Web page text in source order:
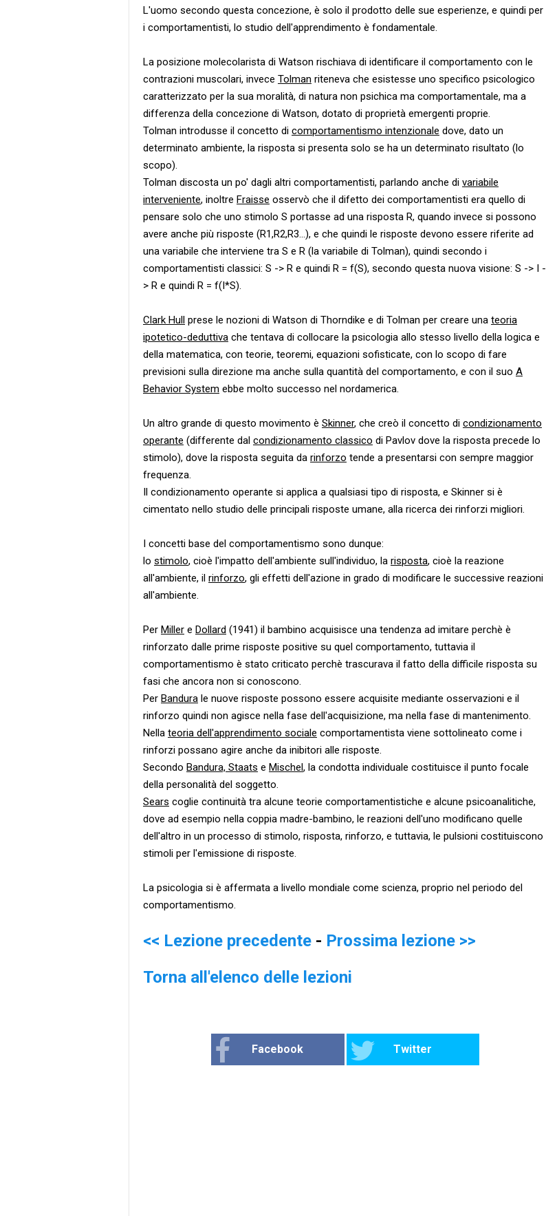
L'uomo secondo questa concezione, è solo il prodotto delle sue esperienze, e quindi per
i comportamentisti, lo studio dell'apprendimento è fondamentale.
La posizione molecolarista di Watson rischiava di identificare il comportamento con le
contrazioni muscolari, invece Tolman riteneva che esistesse uno specifico psicologico
caratterizzato per la sua moralità, di natura non psichica ma comportamentale, ma a
differenza della concezione di Watson, dotato di proprietà emergenti proprie.
Tolman introdusse il concetto di comportamentismo intenzionale dove, dato un
determinato ambiente, la risposta si presenta solo se ha un determinato risultato (lo
scopo).
Tolman discosta un po' dagli altri comportamentisti, parlando anche di variabile
interveniente, inoltre Fraisse osservò che il difetto dei comportamentisti era quello di
pensare solo che uno stimolo S portasse ad una risposta R, quando invece si possono
avere anche più risposte (R1,R2,R3...), e che quindi le risposte devono essere riferite ad
una variabile che interviene tra S e R (la variabile di Tolman), quindi secondo i
comportamentisti classici: S -> R e quindi R = f(S), secondo questa nuova visione: S -> I -
> R e quindi R = f(I*S).
Clark Hull prese le nozioni di Watson di Thorndike e di Tolman per creare una teoria
ipotetico-deduttiva che tentava di collocare la psicologia allo stesso livello della logica e
della matematica, con teorie, teoremi, equazioni sofisticate, con lo scopo di fare
previsioni sulla direzione ma anche sulla quantità del comportamento, e con il suo A
Behavior System ebbe molto successo nel nordamerica.
Un altro grande di questo movimento è Skinner, che creò il concetto di condizionamento
operante (differente dal condizionamento classico di Pavlov dove la risposta precede lo
stimolo), dove la risposta seguita da rinforzo tende a presentarsi con sempre maggior
frequenza.
Il condizionamento operante si applica a qualsiasi tipo di risposta, e Skinner si è
cimentato nello studio delle principali risposte umane, alla ricerca dei rinforzi migliori.
I concetti base del comportamentismo sono dunque:
lo stimolo, cioè l'impatto dell'ambiente sull'individuo, la risposta, cioè la reazione
all'ambiente, il rinforzo, gli effetti dell'azione in grado di modificare le successive reazioni
all'ambiente.
Per Miller e Dollard (1941) il bambino acquisisce una tendenza ad imitare perchè è
rinforzato dalle prime risposte positive su quel comportamento, tuttavia il
comportamentismo è stato criticato perchè trascurava il fatto della difficile risposta su
fasi che ancora non si conoscono.
Per Bandura le nuove risposte possono essere acquisite mediante osservazioni e il
rinforzo quindi non agisce nella fase dell'acquisizione, ma nella fase di mantenimento.
Nella teoria dell'apprendimento sociale comportamentista viene sottolineato come i
rinforzi possano agire anche da inibitori alle risposte.
Secondo Bandura, Staats e Mischel, la condotta individuale costituisce il punto focale
della personalità del soggetto.
Sears coglie continuità tra alcune teorie comportamentistiche e alcune psicoanalitiche,
dove ad esempio nella coppia madre-bambino, le reazioni dell'uno modificano quelle
dell'altro in un processo di stimolo, risposta, rinforzo, e tuttavia, le pulsioni costituiscono
stimoli per l'emissione di risposte.
La psicologia si è affermata a livello mondiale come scienza, proprio nel periodo del
comportamentismo.
<< Lezione precedente - Prossima lezione >>
Torna all'elenco delle lezioni
Facebook Twitter